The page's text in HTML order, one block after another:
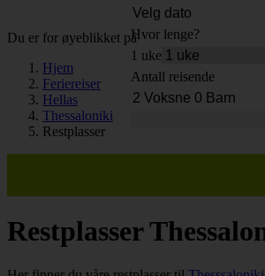
Hvor lenge?
1 uke
Antall reisende
Du er for øyeblikket på
Hjem
Feriereiser
Hellas
Thessaloniki
Restplasser
Restplasser